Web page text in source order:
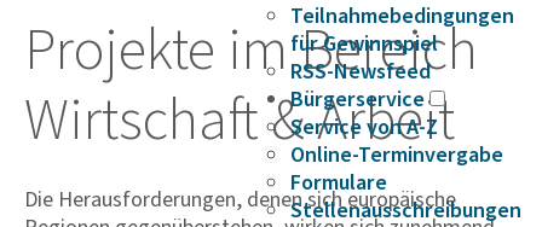
Teilnahmebedingungen
für Gewinnspiel
RSS-Newsfeed
Bürgerservice
Service von A-Z
Online-Terminvergabe
Formulare
Stellenausschreibungen
Projekte im Bereich
Wirt­schaft & Arbeit
Die Herausforderungen, denen sich europäische